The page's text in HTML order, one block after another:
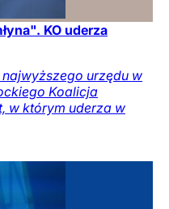
KO uderza
urzędu w
Koalicja
w którym uderza w